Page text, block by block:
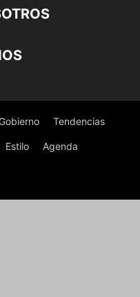
Gobierno Tendencias
Estilo Agenda